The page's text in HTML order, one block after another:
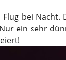
bei Nacht.
ein sehr